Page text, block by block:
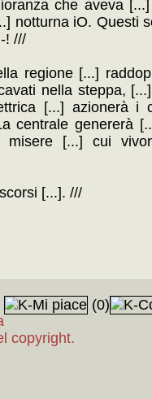
che aveva
notturna iO. Questi
! ///
regione [...]
nella steppa,
[...] azionerà i
centrale genererà
misere [...] cui
[...]. ///
(0)
copyright.